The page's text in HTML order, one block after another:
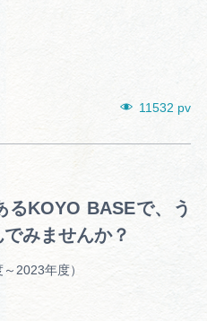
11532 pv
るKOYO BASEで、う
みませんか？
2023年度）